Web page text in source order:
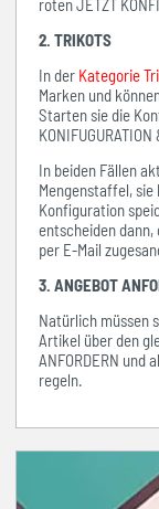
2. TRIKOTS
In der Kategorie
Marken und
Starten sie die
In beiden Fällen
Mengenstaffel,
Konfiguration
entscheiden
per E-Mail
3. ANGEBOT
Natürlich müssen
Artikel über den
ANFORDERN
regeln.